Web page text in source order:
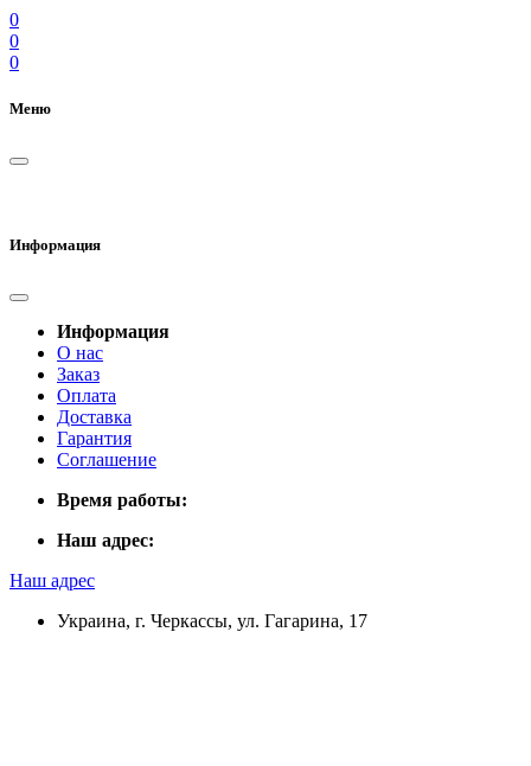
0
0
0
Меню
Информация
Информация
О нас
Заказ
Оплата
Доставка
Гарантия
Соглашение
Время работы:
Наш адрес:
Наш адрес
Украина, г. Черкассы, ул. Гагарина, 17